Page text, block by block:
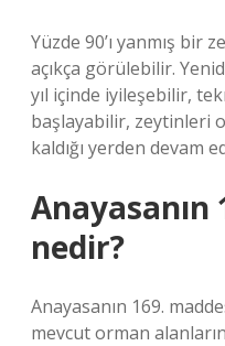
Yüzde 90’ı yanmış bir
açıkça görülebilir.
yıl içinde iyileşebilir,
başlayabilir, zeytinleri
kaldığı yerden devam
Anayasanın
nedir?
Anayasanın 169.
mevcut orman